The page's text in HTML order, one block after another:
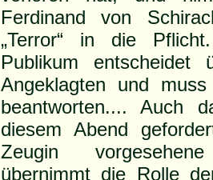
Ferdinand von
„Terror“ in die
Publikum
Angeklagten und
beantworten.... Auch
diesem Abend
Zeugin
übernimmt die Rolle